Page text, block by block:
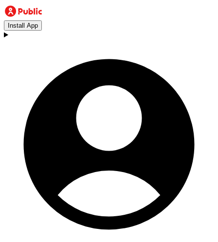
Install App